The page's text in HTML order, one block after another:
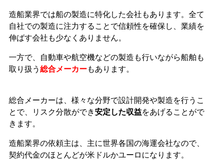
造船業界では船の製造に特化した会社もあります。全て
自社での製造に注力することで信頼性を確保し、業績を
伸ばす会社も少なくありません。
一方で、自動車や航空機などの製造も行いながら船舶も
取り扱う 総合メーカーもあります。
総合メーカーは、様々な分野で設計開発や製造を行うこ
とで、リスク分散ができ安定した収益をあげることがで
きます。
造船業界の依頼主は、主に世界各国の海運会社なので、
契約代金のほとんどが米ドルかユーロになります。